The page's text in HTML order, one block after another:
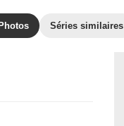
Photos Séries similaires